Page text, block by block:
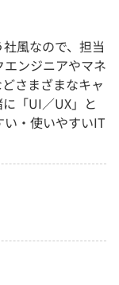
風なので、担当
ンジニアやマネ
さまざまなキャ
「UI／UX」と
い・使いやすいIT